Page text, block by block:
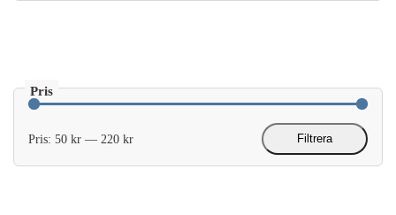
Filtrera
Pris: 50 kr — 220 kr